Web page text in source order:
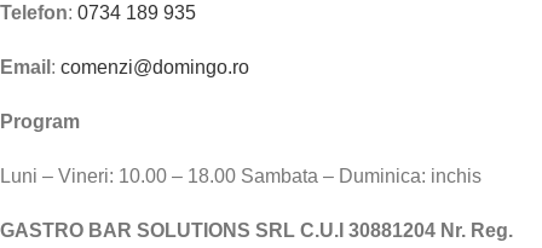
Telefon: 0734 189 935
Email : comenzi@domingo.ro
Program
Luni – Vineri: 10.00 – 18.00 Sambata – Duminica: inchis
GASTRO BAR SOLUTIONS SRL C.U.I 30881204 Nr. Reg.